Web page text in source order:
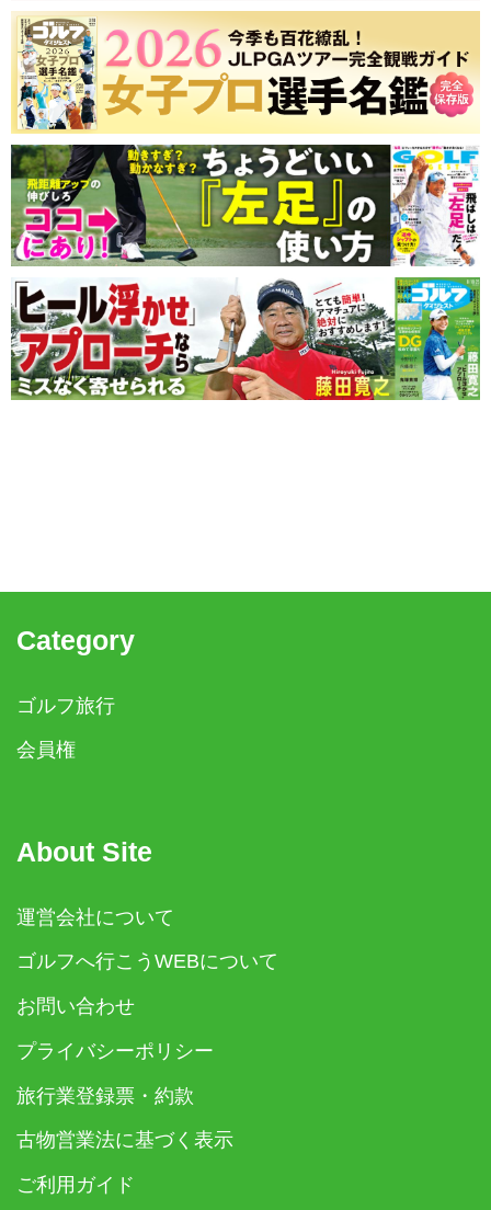
Category
ゴルフ旅行
会員権
About Site
運営会社について
ゴルフへ行こうWEBについて
お問い合わせ
プライバシーポリシー
旅行業登録票・約款
古物営業法に基づく表示
ご利用ガイド